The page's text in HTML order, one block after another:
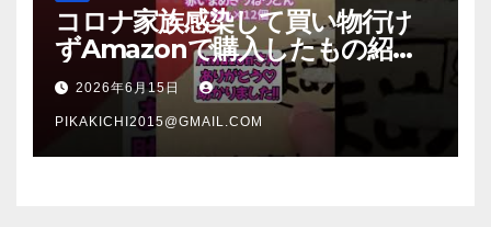
コロナ家族感染して買い物行け
ずAmazonで購入したもの紹
介 #Shorts
2026年6月15日
PIKAKICHI2015@GMAIL.COM